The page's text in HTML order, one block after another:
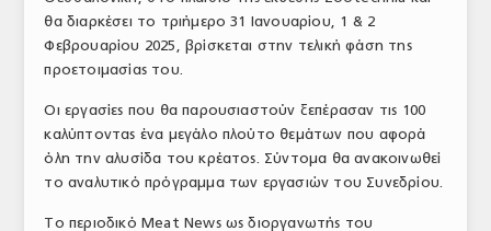
Profile
ΣΥΝΕΔΡΙΟ ΚΡΕΑΤΟΣ
θα διαρκέσει το τριήμερο 31 Ιανουαρίου, 1 & 2
Φεβρουαρίου 2025, βρίσκεται στην τελική φάση της
προετοιμασίας του.
Οι εργασίες που θα παρουσιαστούν ξεπέρασαν τις 100
καλύπτοντας ένα μεγάλο πλούτο θεμάτων που αφορά
όλη την αλυσίδα του κρέατος. Σύντομα θα ανακοινωθεί
το αναλυτικό πρόγραμμα των εργασιών του Συνεδρίου.
Το περιοδικό Meat News ως διοργανωτής του